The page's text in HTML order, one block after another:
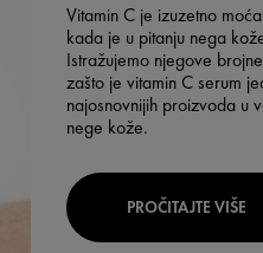
Vitamin C je izuzetno
kada je u pitanju nega
Istražujemo njegove
zašto je vitamin C serum
najosnovnijih proizvoda u
nege kože.
PROČITAJTE VIŠE